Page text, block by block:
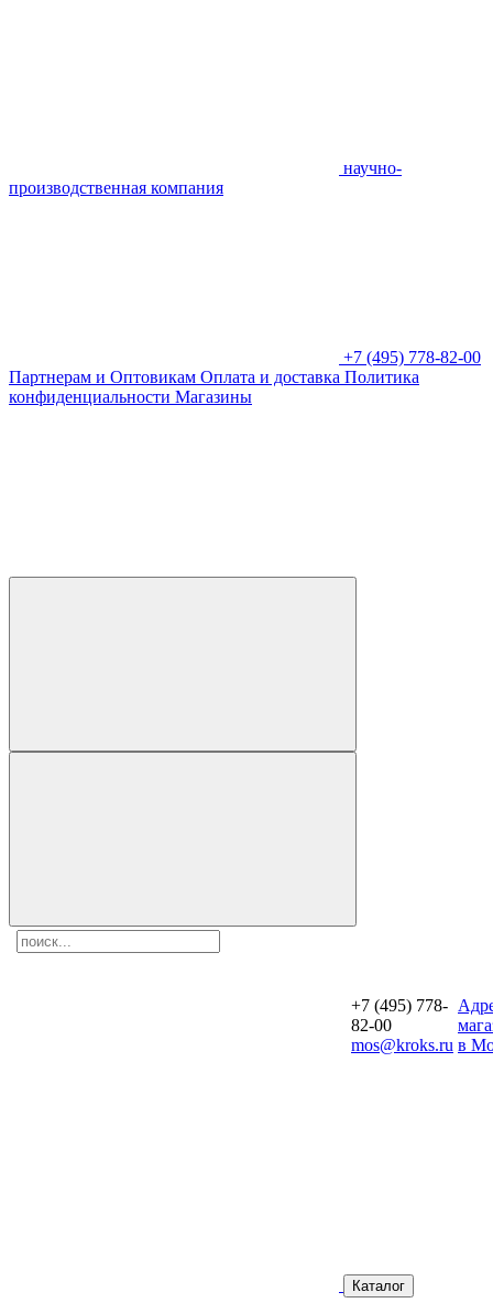
научно-
производственная компания
+7 (495) 778-82-00
Партнерам и Оптовикам Оплата и доставка Политика
конфиденциальности Магазины
+7 (495) 778-
82-00
mos@kroks.ru в
Каталог